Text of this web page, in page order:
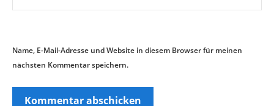
Name, E-Mail-Adresse und Website in diesem Browser für meinen
nächsten Kommentar speichern.